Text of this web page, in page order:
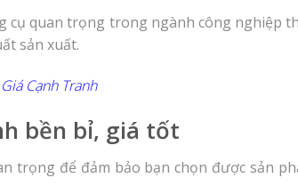
cụ quan trọng trong ngành công nghiệp
sản xuất.
Cạnh Tranh
bền bỉ, giá tốt
trọng để đảm bảo bạn chọn được sản